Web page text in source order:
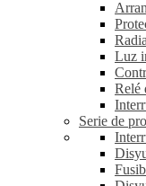
Luz
Relé
Serie de